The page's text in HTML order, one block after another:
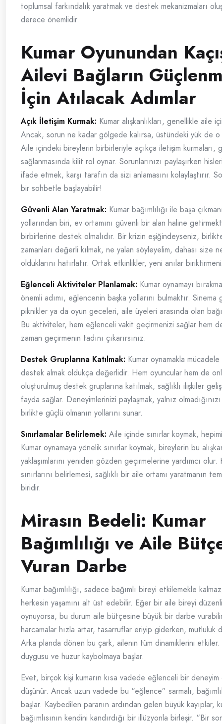
toplumsal farkındalık yaratmak ve destek mekanizmaları
derece önemlidir.
Kumar Oyunundan
Ailevi Bağların
İçin Atılacak Adımlar
Açık İletişim Kurmak: Kumar alışkanlıkları, genellikle aile
Ancak, sorun ne kadar gölgede kalırsa, üstündeki yük de o
Aile içindeki bireylerin birbirleriyle açıkça iletişim kurmaları,
sağlanmasında kilit rol oynar. Sorunlarınızı paylaşırken
ifade etmek, karşı tarafın da sizi anlamasını kolaylaştırır.
bir sohbetle başlayabilir!
Güvenli Alan Yaratmak: Kumar bağımlılığı ile başa
yollarından biri, ev ortamını güvenli bir alan haline
birbirlerine destek olmalıdır. Bir krizin eşiğindeyseniz,
zamanları değerli kılmak, ne yalan söyleyelim, dahası size
olduklarını hatırlatır. Ortak etkinlikler, yeni anılar
Eğlenceli Aktiviteler Planlamak: Kumar oynamayı
önemli adımı, eğlencenin başka yollarını bulmaktır.
piknikler ya da oyun geceleri, aile üyeleri arasında olan
Bu aktiviteler, hem eğlenceli vakit geçirmenizi sağlar hem
zaman geçirmenin tadını çıkarırsınız.
Destek Gruplarına Katılmak: Kumar oynamakla
destek almak oldukça değerlidir. Hem oyuncular hem de
oluşturulmuş destek gruplarına katılmak, sağlıklı ilişkiler
fayda sağlar. Deneyimlerinizi paylaşmak, yalnız
birlikte güçlü olmanın yollarını sunar.
Sınırlamalar Belirlemek: Aile içinde sınırlar koymak,
Kumar oynamaya yönelik sınırlar koymak, bireylerin bu
yaklaşımlarını yeniden gözden geçirmelerine yardımcı
sınırlarını belirlemesi, sağlıklı bir aile ortamı yaratmanın
biridir.
Mirasın Bedeli: Kumar
Bağımlılığı ve Aile
Vuran Darbe
Kumar bağımlılığı, sadece bağımlı bireyi etkilemekle
herkesin yaşamını alt üst edebilir. Eğer bir aile bireyi
oynuyorsa, bu durum aile bütçesine büyük bir darbe
harcamalar hızla artar, tasarruflar eriyip giderken, mutluluk
Arka planda dönen bu çark, ailenin tüm dinamiklerini etkiler.
duygusu ve huzur kaybolmaya başlar.
Evet, birçok kişi kumarın kısa vadede eğlenceli bir
düşünür. Ancak uzun vadede bu “eğlence” sarmalı,
başlar. Kaybedilen paranın ardından gelen büyük kayıplar,
bağımlısının kendini kandırdığı bir illüzyonla birleşir. “Bir